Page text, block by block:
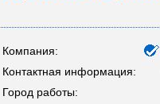
Компания:
Контактная информация:
Город работы: